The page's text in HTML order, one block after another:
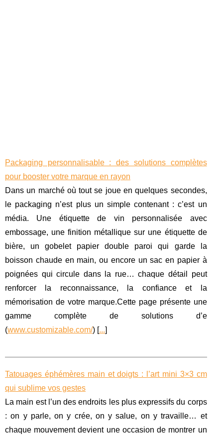
Packaging personnalisable : des solutions complètes
pour booster votre marque en rayon
Dans un marché où tout se joue en quelques secondes,
le packaging n’est plus un simple contenant : c’est un
média. Une étiquette de vin personnalisée avec
embossage, une finition métallique sur une étiquette de
bière, un gobelet papier double paroi qui garde la
boisson chaude en main, ou encore un sac en papier à
poignées qui circule dans la rue… chaque détail peut
renforcer la reconnaissance, la confiance et la
mémorisation de votre marque.Cette page présente une
gamme complète de solutions d’e
(www.customizable.com/) [...]
Tatouages éphémères main et doigts : l’art mini 3×3 cm
qui sublime vos gestes
La main est l’un des endroits les plus expressifs du corps
: on y parle, on y crée, on y salue, on y travaille… et
chaque mouvement devient une occasion de montrer un